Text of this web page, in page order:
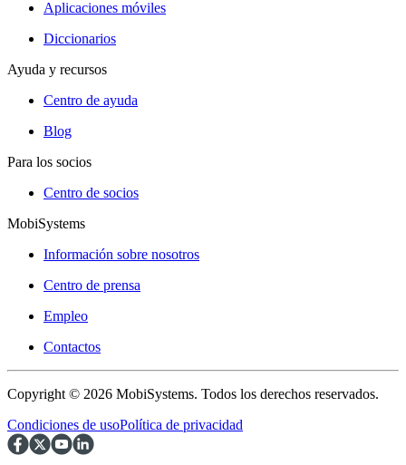
Aplicaciones móviles
Diccionarios
Ayuda y recursos
Centro de ayuda
Blog
Para los socios
Centro de socios
MobiSystems
Información sobre nosotros
Centro de prensa
Empleo
Contactos
Copyright © 2026 MobiSystems. Todos los derechos reservados.
Condiciones de usoPolítica de privacidad